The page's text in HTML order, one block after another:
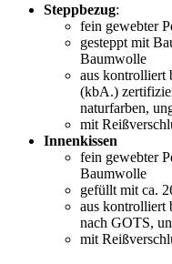
Steppbezug:
fein gewebter
gesteppt mit
Baumwolle
aus kontrolliert
(kbA.)
naturfarben,
mit
Innenkissen
fein gewebter
Baumwolle
gefüllt mit ca.
aus kontrolliert
nach GOTS,
mit